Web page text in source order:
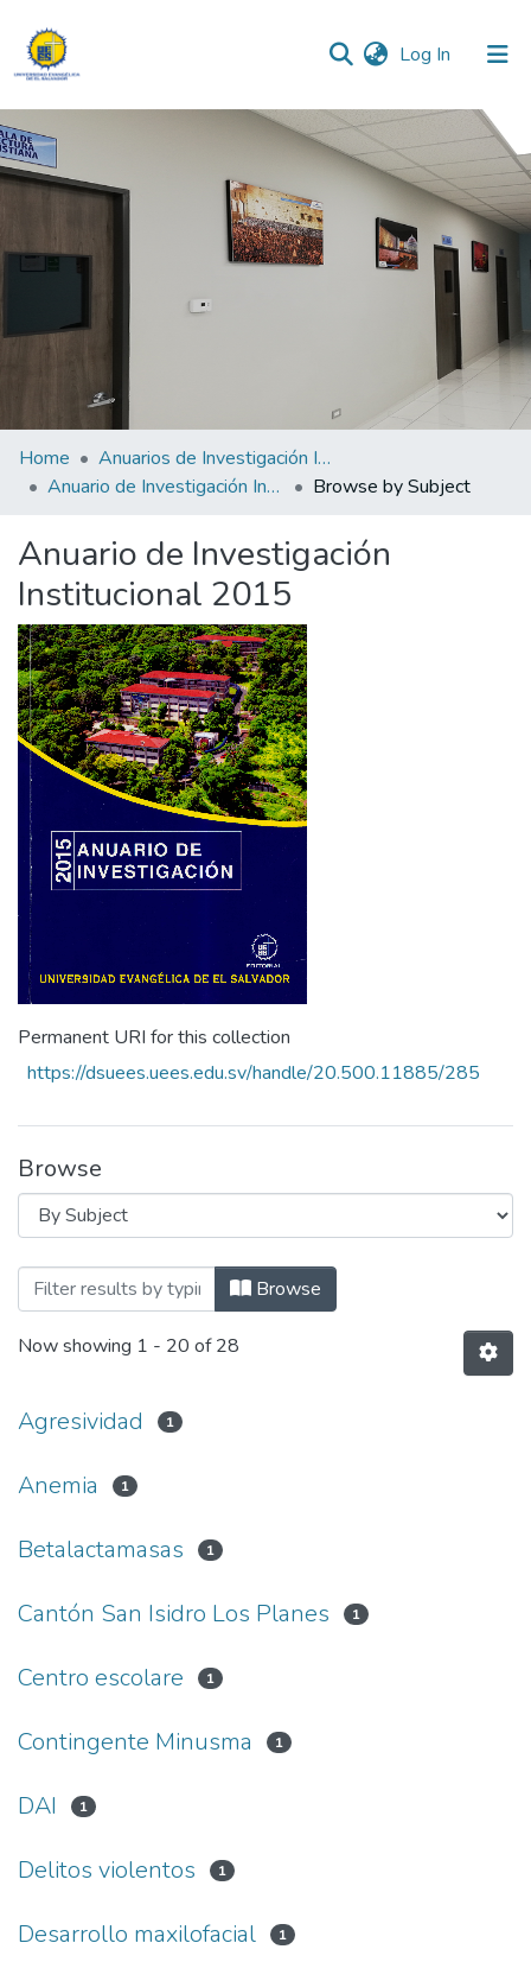
Log In (current)
Communities & Collections
All of DSpace
Home
Anuarios de Investigación Institucional
Anuario de Investigación Institucional 2015
Browse by Subject
Anuario de Investigación
Institucional 2015
Permanent URI for this collection
https://dsuees.uees.edu.sv/handle/20.500.11885/285
Browse
Browsing Anuario de Investigación
Browse
Now showing 1 - 20 of 28
Agresividad 1
Anemia 1
Betalactamasas 1
Cantón San Isidro Los Planes 1
Centro escolare 1
Contingente Minusma 1
DAI 1
Delitos violentos 1
Desarrollo maxilofacial 1